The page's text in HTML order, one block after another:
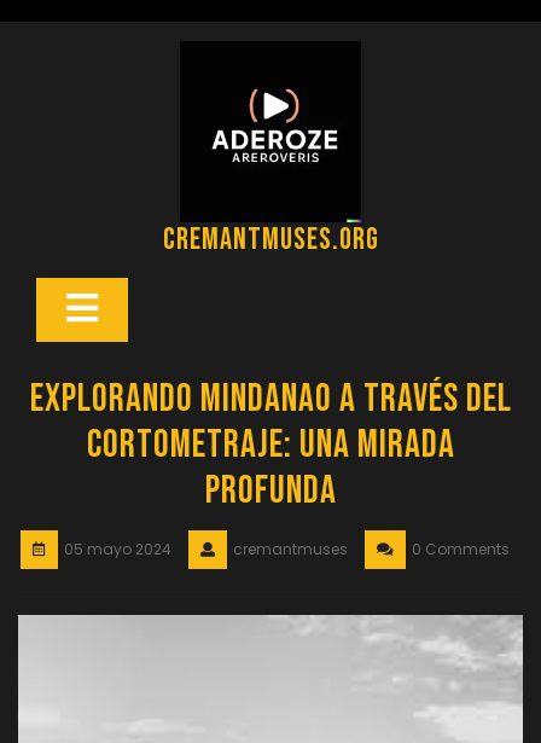
cremantmuses.org
Botón
Explorando Mindanao a través del
Cortometraje: Una Mirada
Profunda
05 mayo 2024 cremantmuses 0 Comments